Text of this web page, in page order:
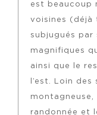
est beaucoup
voisines (déjà
subjugués par
magnifiques
ainsi que le
l’est. Loin
montagneuse,
randonnée et